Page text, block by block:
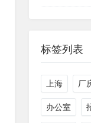
标签列表
上海 厂
办公室